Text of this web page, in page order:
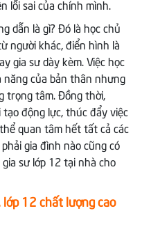
lỗi sai của chính mình.
dẫn là gì? Đó là học chủ
người khác, điển hình là
gia sư dày kèm. Việc học
của bản thân nhưng
trọng tâm. Đồng thời,
động lực, thúc đẩy việc
quan tâm hết tất cả các
gia đình nào cũng có
sư lớp 12 tại nhà cho
lớp 12 chất lượng cao